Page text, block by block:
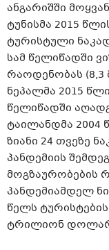
ანგარიშში
ტუნისმა 2015
ტურისტული
სამ წელიწადში
რაოდენობას (8,3
ნეპალმა 2015
წელიწადში
ტაილანდმა 2004
ზიანი 24 თვეზე
პანდემიის
მოგზაურობების
პანდემიამდელ
წელს
ტრილიონ